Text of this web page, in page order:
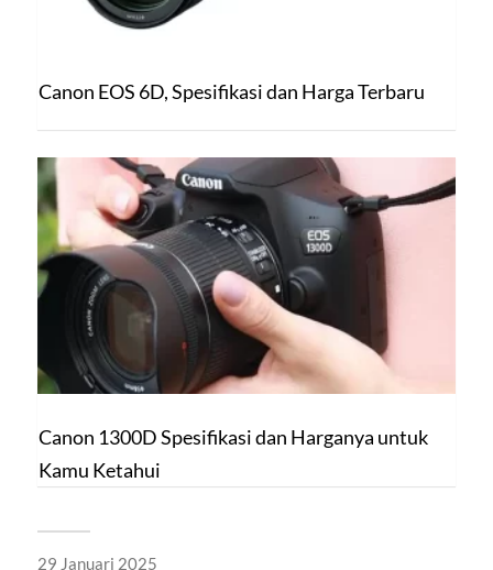
Canon EOS 6D, Spesifikasi dan Harga Terbaru
Canon 1300D Spesifikasi dan Harganya untuk
Kamu Ketahui
29 Januari 2025